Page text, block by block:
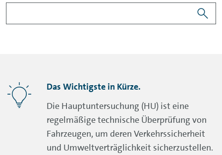
Das Wichtigste in Kürze.
Die Hauptuntersuchung (HU) ist eine
regelmäßige technische Überprüfung von
Fahrzeugen, um deren Verkehrssicherheit
und Umweltverträglichkeit sicherzustellen.